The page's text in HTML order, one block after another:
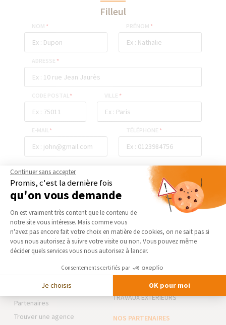
Filleul
* *
*
* *
* *
ENVOYER
AGENCE DE CAMBRAI-CAUDRY
Notre charte qualité
Partenaires
Trouver une agence
NOS DOMAINES
D’INTERVENTION
EXTENSION
RÉNOVATION INTÉRIEURE
TRAVAUX EXTÉRIEURS
NOS PARTENAIRES
Continuer sans accepter
Promis, c'est la dernière fois
qu'on vous demande
Plateforme de Gestion du
On est vraiment très content que le contenu de
notre site vous intéresse. Mais comme vous
n'avez pas encore fait votre choix en matière de cookies, on ne sait pas si
vous nous autorisez à suivre votre visite ou non. Vous pouvez même
décider quels services vous nous autorisez à lancer.
Consentements certifiés par
Je choisis OK pour moi
Axeptio consent